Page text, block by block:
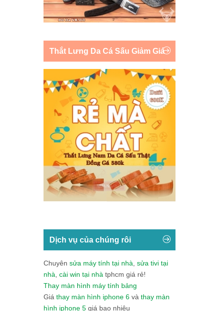
Thắt Lưng Da Cá Sấu Giảm Giá
Dịch vụ của chúng rôi
Chuyên sửa máy tính tại nhà sửa tivi tại
nhà cài win tại nhà tphcm giá rẻ!
Thay màn hình máy tính bảng
Giá thay màn hình iphone 6 và thay màn
hình iphone 5 giá bao nhiêu